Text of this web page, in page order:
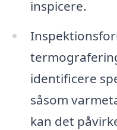
inspicere.
identificere
såsom
kan det